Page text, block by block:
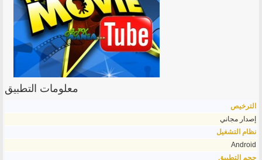
معلومات التطبيق
الترخيص
إصدار مجاني
نظام التشغيل
Android
حجم التطبيق